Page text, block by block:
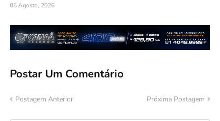
05 Agosto, 2026
Postar Um Comentário
Postagem Anterior Próxima Postagem